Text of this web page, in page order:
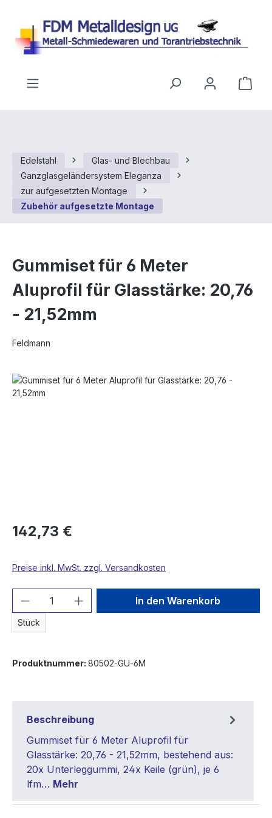
Edelstahl
Glas- und Blechbau
Ganzglasgeländersystem Eleganza
zur aufgesetzten Montage
Zubehör aufgesetzte Montage
Gummiset für 6 Meter
Aluprofil für Glasstärke: 20,76
- 21,52mm
Feldmann
Bildergalerie überspringen
142,73 €
Preise inkl. MwSt. zzgl. Versandkosten
Produkt Anzahl: Gib den
Stück
In den Warenkorb
Produktnummer: 80502-GU-6M
Beschreibung
Gummiset für 6 Meter Aluprofil für
Glasstärke: 20,76 - 21,52mm, bestehend aus:
20x Unterleggummi, 24x Keile (grün), je 6
lfm… Mehr